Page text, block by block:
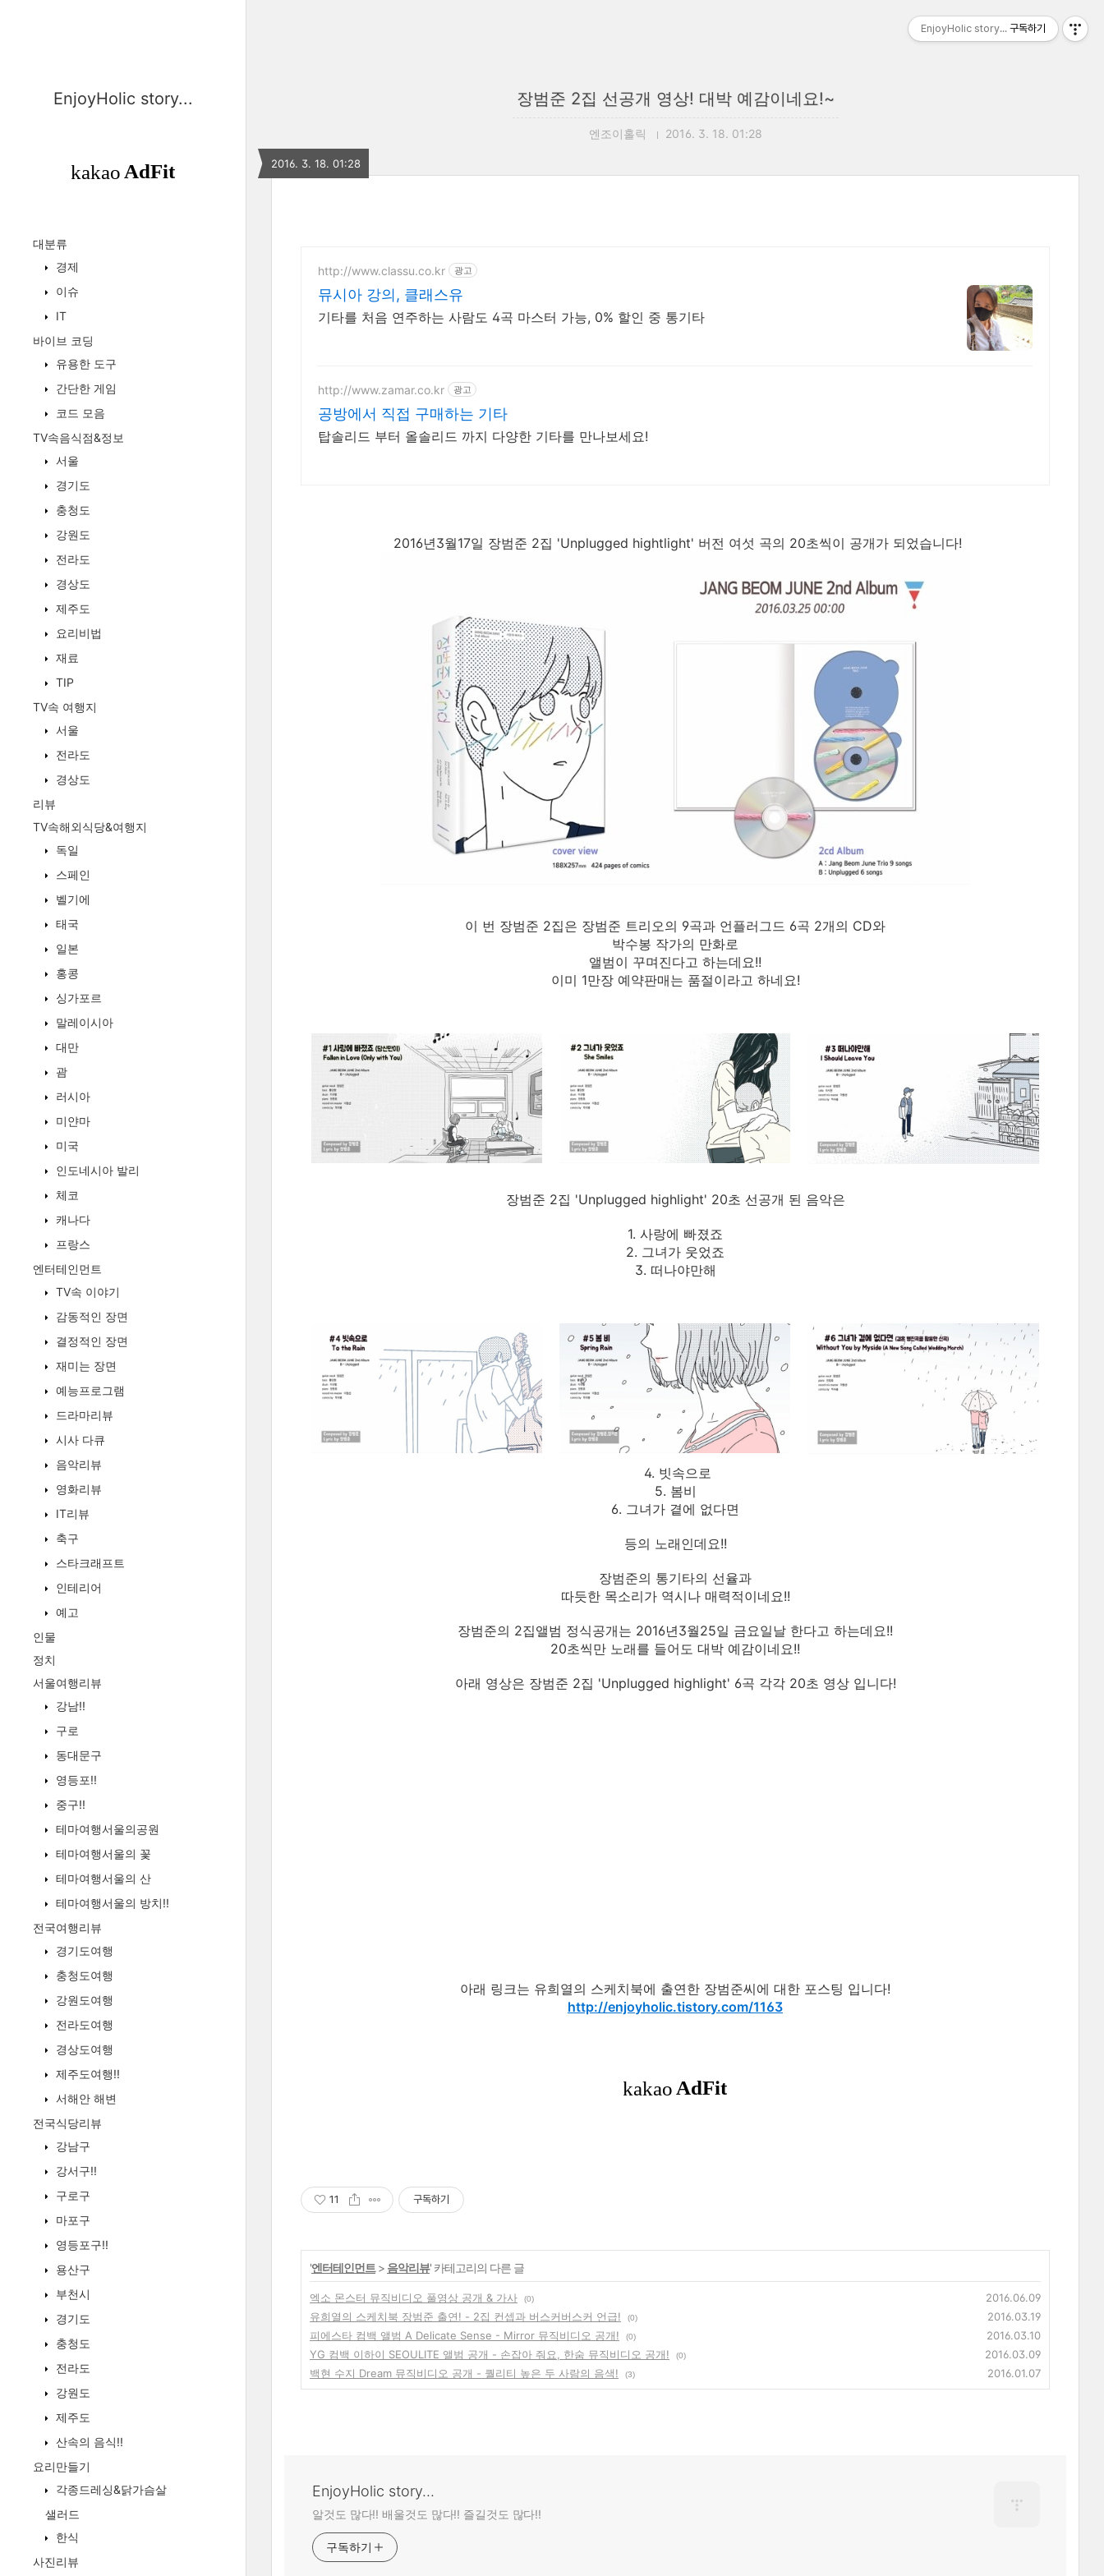
EnjoyHolic story...
대분류
경제
이슈
IT
바이브 코딩
유용한 도구
간단한 게임
코드 모음
TV속음식점&정보
서울
경기도
충청도
강원도
전라도
경상도
제주도
요리비법
재료
TIP
TV속 여행지
서울
전라도
경상도
리뷰
TV속해외식당&여행지
독일
스페인
벨기에
태국
일본
홍콩
싱가포르
말레이시아
대만
괌
러시아
미얀마
미국
인도네시아 발리
체코
캐나다
프랑스
엔터테인먼트
TV속 이야기
감동적인 장면
결정적인 장면
재미는 장면
예능프로그램
드라마리뷰
시사 다큐
음악리뷰
영화리뷰
IT리뷰
축구
스타크래프트
인테리어
예고
인물
정치
서울여행리뷰
강남!!
구로
동대문구
영등포!!
중구!!
테마여행서울의공원
테마여행서울의 꽃
테마여행서울의 산
테마여행서울의 방치!!
전국여행리뷰
경기도여행
충청도여행
강원도여행
전라도여행
경상도여행
제주도여행!!
서해안 해변
전국식당리뷰
강남구
강서구!!
구로구
마포구
영등포구!!
용산구
부천시
경기도
충청도
전라도
강원도
제주도
산속의 음식!!
요리만들기
각종드레싱&닭가슴살
샐러드
한식
사진리뷰
장범준 2집 선공개 영상! 대박 예감이네요!~
엔조이홀릭 2016. 3. 18. 01:28
2016. 3. 18. 01:28
http://www.classu.co.kr 광고
뮤시아 강의, 클래스유
기타를 처음 연주하는 사람도 4곡 마스터 가능, 0% 할인 중 통기타
http://www.zamar.co.kr 광고
공방에서 직접 구매하는 기타
탑솔리드 부터 올솔리드 까지 다양한 기타를 만나보세요!
2016년3월17일 장범준 2집 'Unplugged hightlight' 버전 여섯 곡의 20초씩이 공개가 되었습니다!
이 번 장범준 2집은 장범준 트리오의 9곡과 언플러그드 6곡 2개의 CD와
박수봉 작가의 만화로
앨범이 꾸며진다고 하는데요!!
이미 1만장 예약판매는 품절이라고 하네요!
장범준 2집 'Unplugged highlight' 20초 선공개 된 음악은
1. 사랑에 빠졌죠
2. 그녀가 웃었죠
3. 떠나야만해
4. 빗속으로
5. 봄비
6. 그녀가 곁에 없다면
등의 노래인데요!!
장범준의 통기타의 선율과
따듯한 목소리가 역시나 매력적이네요!!
장범준의 2집앨범 정식공개는 2016년3월25일 금요일날 한다고 하는데요!!
20초씩만 노래를 들어도 대박 예감이네요!!
아래 영상은 장범준 2집 'Unplugged highlight' 6곡 각각 20초 영상 입니다!
아래 링크는 유희열의 스케치북에 출연한 장범준씨에 대한 포스팅 입니다!
http://enjoyholic.tistory.com/1163
11 구독하기
'엔터테인먼트 > 음악리뷰' 카테고리의 다른 글
엑소 몬스터 뮤직비디오 풀영상 공개 & 가사 (0)
2016.06.09
유희열의 스케치북 장범준 출연! - 2집 컨셉과 버스커버스커 언급!
(0)
2016.03.19
피에스타 컴백 앨범 A Delicate Sense - Mirror 뮤직비디오 공개!
(0)
2016.03.10
YG 컴백 이하이 SEOULITE 앨범 공개 - 손잡아 줘요, 한숨 뮤직비디오 공개!
(0)
2016.03.09
백현 수지 Dream 뮤직비디오 공개 - 퀄리티 높은 두 사람의 음색!
(3) 2016.01.07
EnjoyHolic story...
알것도 많다!! 배울것도 많다!! 즐길것도 많다!!
구독하기
EnjoyHolic story... 구독하기